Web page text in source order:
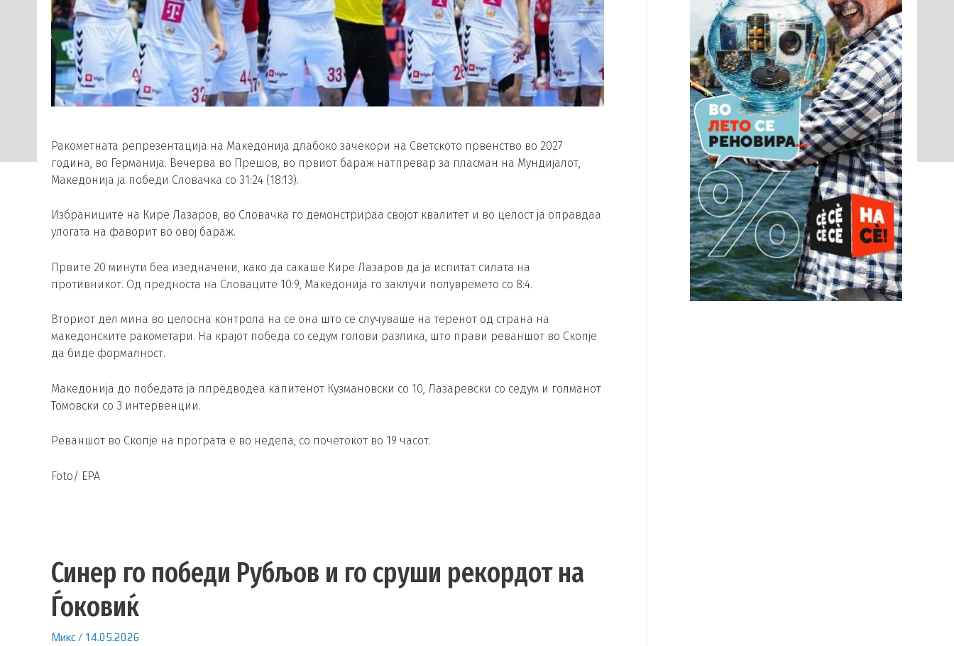
Ракометната репрезентација на Македонија длабоко зачекори на Светското првенство во 2027
година, во Германија. Вечерва во Прешов, во првиот бараж натпревар за пласман на Мундијалот,
Македонија ја победи Словачка со 31:24 (18:13).
Избраниците на Кире Лазаров, во Словачка го демонстрираа својот квалитет и во целост ја оправдаа
улогата на фаворит во овој бараж.
Првите 20 минути беа изедначени, како да сакаше Кире Лазаров да ја испитат силата на
противникот. Од предноста на Словаците 10:9, Македонија го заклучи полувремето со 8:4.
Вториот дел мина во целосна контрола на се она што се случуваше на теренот од страна на
македонските ракометари. На крајот победа со седум голови разлика, што прави реваншот во Скопје
да биде формалност.
Македонија до победата ја ппредводеа капитенот Кузмановски со 10, Лазаревски со седум и голманот
Томовски со 3 интервенции.
Реваншот во Скопје на програта е во недела, со почетокот во 19 часот.
Foto/ EPA
Синер го победи Рубљов и го сруши рекордот на
Ѓоковиќ
Микс/ 14.05.2026